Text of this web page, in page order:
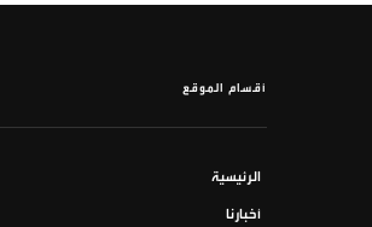
أقسام الموقع
الرئيسية
أخبارنا